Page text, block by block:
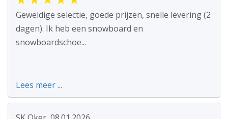
Geweldige selectie, goede prijzen, snelle levering (2
dagen). Ik heb een snowboard en
snowboardschoe...
Lees meer ...